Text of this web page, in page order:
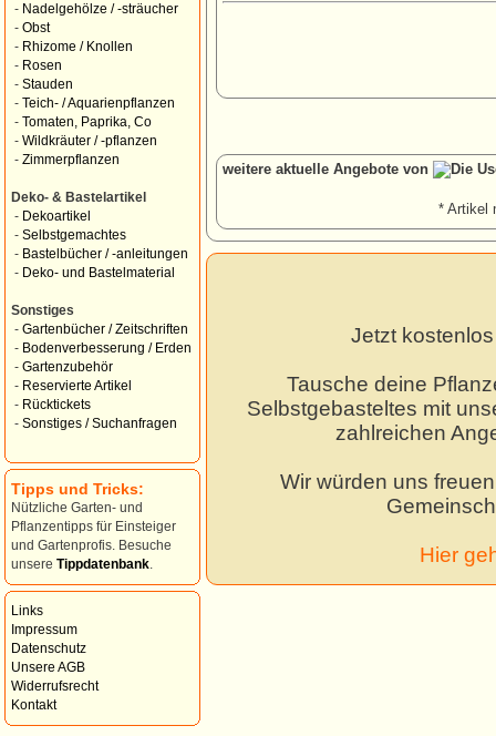
- Nadelgehölze / -sträucher
- Obst
- Rhizome / Knollen
- Rosen
- Stauden
- Teich- / Aquarienpflanzen
- Tomaten, Paprika, Co
- Wildkräuter / -pflanzen
- Zimmerpflanzen
Deko- & Bastelartikel
- Dekoartikel
- Selbstgemachtes
- Bastelbücher / -anleitungen
- Deko- und Bastelmaterial
Sonstiges
- Gartenbücher / Zeitschriften
- Bodenverbesserung / Erden
- Gartenzubehör
- Reservierte Artikel
- Rücktickets
- Sonstiges / Suchanfragen
Tipps und Tricks:
Nützliche Garten- und
Pflanzentipps für Einsteiger
und Gartenprofis. Besuche
unsere Tippdatenbank
Links
Impressum
Datenschutz
Unsere AGB
Widerrufsrecht
Kontakt
weitere aktuelle Angebote von
* Artikel
Jetzt
Tausche deine
Selbstgebasteltes mit
zahlreichen
Wir würden uns
Hier